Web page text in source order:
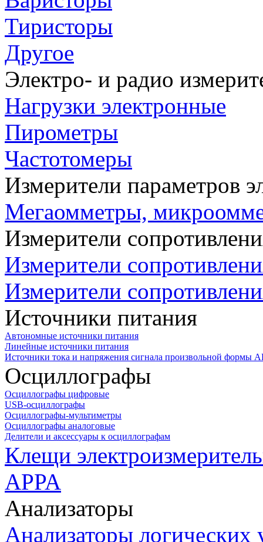
Тиристоры
Другое
Электро- и радио
Нагрузки электронные
Пирометры
Частотомеры
Измерители параметров
Мегаомметры,
Измерители
Измерители
Измерители
Источники питания
Автономные источники питания
Линейные источники питания
Источники тока и напряжения сигнала произвольной формы
Осциллографы
Осциллографы цифровые
USB-осциллографы
Осциллографы-мультиметры
Осциллографы аналоговые
Делители и аксессуары к осциллографам
Клещи
APPA
Анализаторы
Анализаторы логических